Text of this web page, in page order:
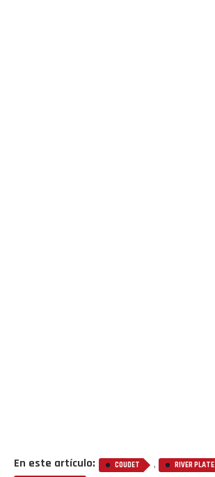
En este artículo: COUDET , RIVER PLATE